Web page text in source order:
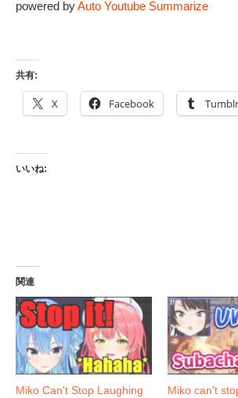
powered byAuto Youtube Summarize
共有:
X Facebook Tumblr
いいね:
関連
Miko Can't Stop Laughing
Miko can't